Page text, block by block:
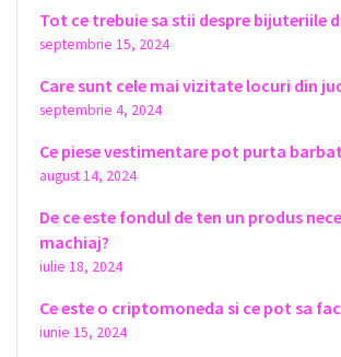
Tot ce trebuie sa stii despre bijuteriile
septembrie 15, 2024
Care sunt cele mai vizitate locuri din
septembrie 4, 2024
Ce piese vestimentare pot purta
august 14, 2024
De ce este fondul de ten un produs
machiaj?
iulie 18, 2024
Ce este o criptomoneda si ce pot sa fac
iunie 15, 2024